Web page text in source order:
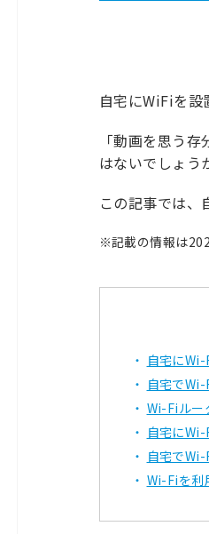
自宅にWiFiを設
「動画を思う
はないでしょう
この記事では
※記載の情報は
自宅に
自宅で
Wi-Fiルー
自宅に
自宅で
Wi-Fiを利